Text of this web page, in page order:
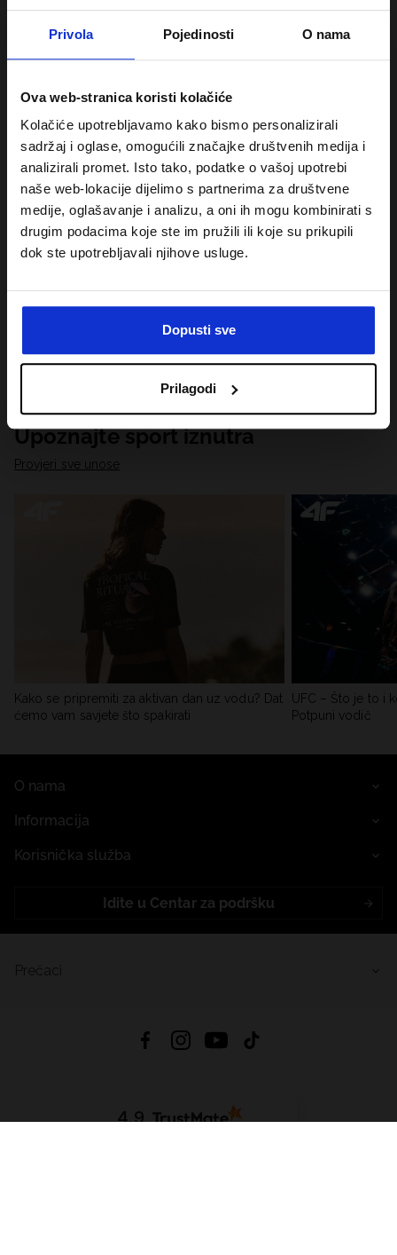
Privola Pojedinosti O nama
Ova web-stranica koristi kolačiće
Kolačiće upotrebljavamo kako bismo personalizirali
sadržaj i oglase, omogućili značajke društvenih medija i
analizirali promet. Isto tako, podatke o vašoj upotrebi
naše web-lokacije dijelimo s partnerima za društvene
medije, oglašavanje i analizu, a oni ih mogu kombinirati s
drugim podacima koje ste im pružili ili koje su prikupili
dok ste upotrebljavali njihove usluge.
Dopusti sve
Prilagodi
Upoznajte sport iznutra
Provjeri sve unose
Kako se pripremiti za aktivan dan uz vodu? Dat
ćemo vam savjete što spakirati
UFC – Što je to i
Potpuni vodič
O nama
Informacija
Korisnička služba
Idite u Centar za podršku
4.9